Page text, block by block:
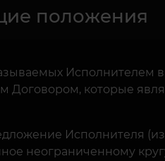
положения
Исполнителем
Договором, которые
Исполнителя
неограниченному